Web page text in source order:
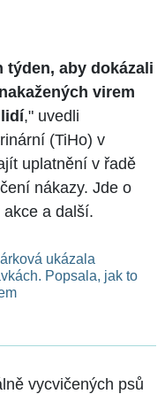
týden, aby dokázali
virem
," uvedli
(TiHo) v
uplatnění v řadě
nákazy. Jde o
a další.
ukázala
Popsala, jak to
vycvičených psů